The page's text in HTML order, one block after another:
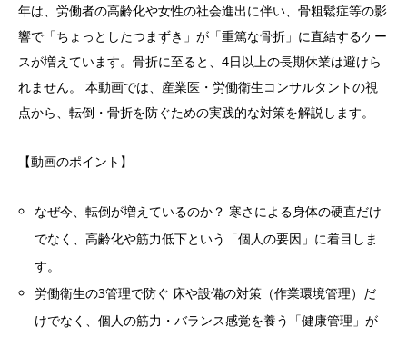
年は、労働者の高齢化や女性の社会進出に伴い、骨粗鬆症等の影
響で「ちょっとしたつまずき」が「重篤な骨折」に直結するケー
スが増えています。骨折に至ると、4日以上の長期休業は避けら
れません。 本動画では、産業医・労働衛生コンサルタントの視
点から、転倒・骨折を防ぐための実践的な対策を解説します。
【動画のポイント】
なぜ今、転倒が増えているのか？ 寒さによる身体の硬直だけ
でなく、高齢化や筋力低下という「個人の要因」に着目しま
す。
労働衛生の3管理で防ぐ 床や設備の対策（作業環境管理）だ
けでなく、個人の筋力・バランス感覚を養う「健康管理」が